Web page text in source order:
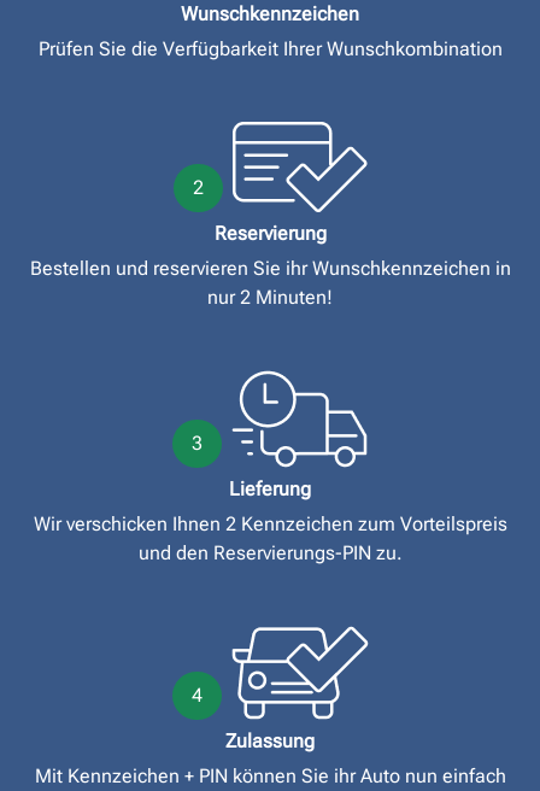
Wunschkennzeichen
Prüfen Sie die Verfügbarkeit Ihrer Wunschkombination
2
Reservierung
Bestellen und reservieren Sie ihr Wunschkennzeichen in
nur 2 Minuten!
3
Lieferung
Wir verschicken Ihnen 2 Kennzeichen zum Vorteilspreis
und den Reservierungs-PIN zu.
4
Zulassung
Mit Kennzeichen + PIN können Sie ihr Auto nun einfach